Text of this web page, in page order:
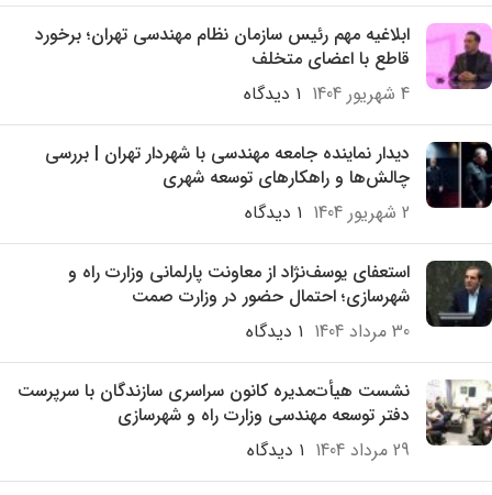
ابلاغیه مهم رئیس سازمان نظام مهندسی تهران؛ برخورد
قاطع با اعضای متخلف
4 شهریور 1404
۱ دیدگاه
دیدار نماینده جامعه مهندسی با شهردار تهران | بررسی
چالش‌ها و راهکارهای توسعه شهری
2 شهریور 1404
۱ دیدگاه
استعفای یوسف‌نژاد از معاونت پارلمانی وزارت راه و
شهرسازی؛ احتمال حضور در وزارت صمت
30 مرداد 1404
۱ دیدگاه
نشست هیأت‌مدیره کانون سراسری سازندگان با سرپرست
دفتر توسعه مهندسی وزارت راه و شهرسازی
29 مرداد 1404
۱ دیدگاه